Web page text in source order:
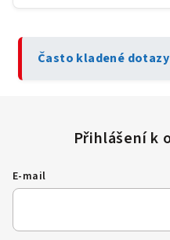
Často kladené dotazy
E-mail